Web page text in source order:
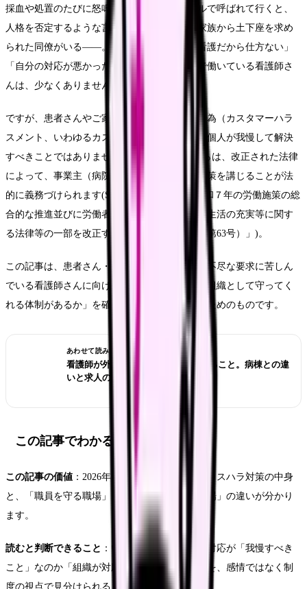
採血や処置のたびに怒鳴られる。ナースコールで呼ばれて行くと、
人格を否定するような言葉を浴びせられる。家族から土下座を求め
られた同僚がいる――。こうした出来事を「看護だから仕方ない」
「自分の対応が悪かったのかも」と飲み込んで働いている看護師さ
んは、少なくありません。
ですが、患者さんやご家族からの著しい迷惑行為（カスタマーハラ
スメント、いわゆるカスハラ）は、看護師さん個人が我慢して解決
すべきことではありません。2026年10月1日からは、改正された法律
によって、事業主（病院・施設）にカスハラ対策を講じることが法
的に義務づけられます(Source: 厚生労働省「令和７年の労働施策の総
合的な推進並びに労働者の雇用の安定及び職業生活の充実等に関す
る法律等の一部を改正する法律（令和７年法律第63号）」)。
この記事は、患者さん・ご家族からの暴言や理不尽な要求に苦しん
でいる看護師さんに向けて、「自分の職場は、組織として守ってく
れる体制があるか」を確認する視点を整理するためのものです。
あわせて読みたい
看護師が外来へ転職する前に確認すること。病棟との違
いと求人の見方
この記事でわかること
この記事の価値 ：2026年10月から義務化されるカスハラ対策の中身
と、「職員を守る職場」「守る仕組みが弱い職場」の違いが分かり
ます。
読むと判断できること ：いま自分が受けている対応が「我慢すべき
こと」なのか「組織が対応すべきこと」なのかを、感情ではなく制
度の視点で見分けられるようになります。